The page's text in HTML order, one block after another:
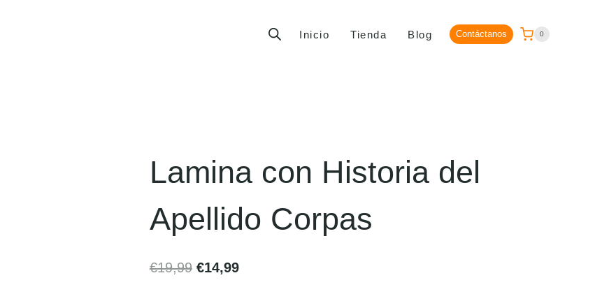
Inicio Tienda Blog Contáctanos 0
Lamina con Historia del
Apellido Corpas
€19,99 €14,99